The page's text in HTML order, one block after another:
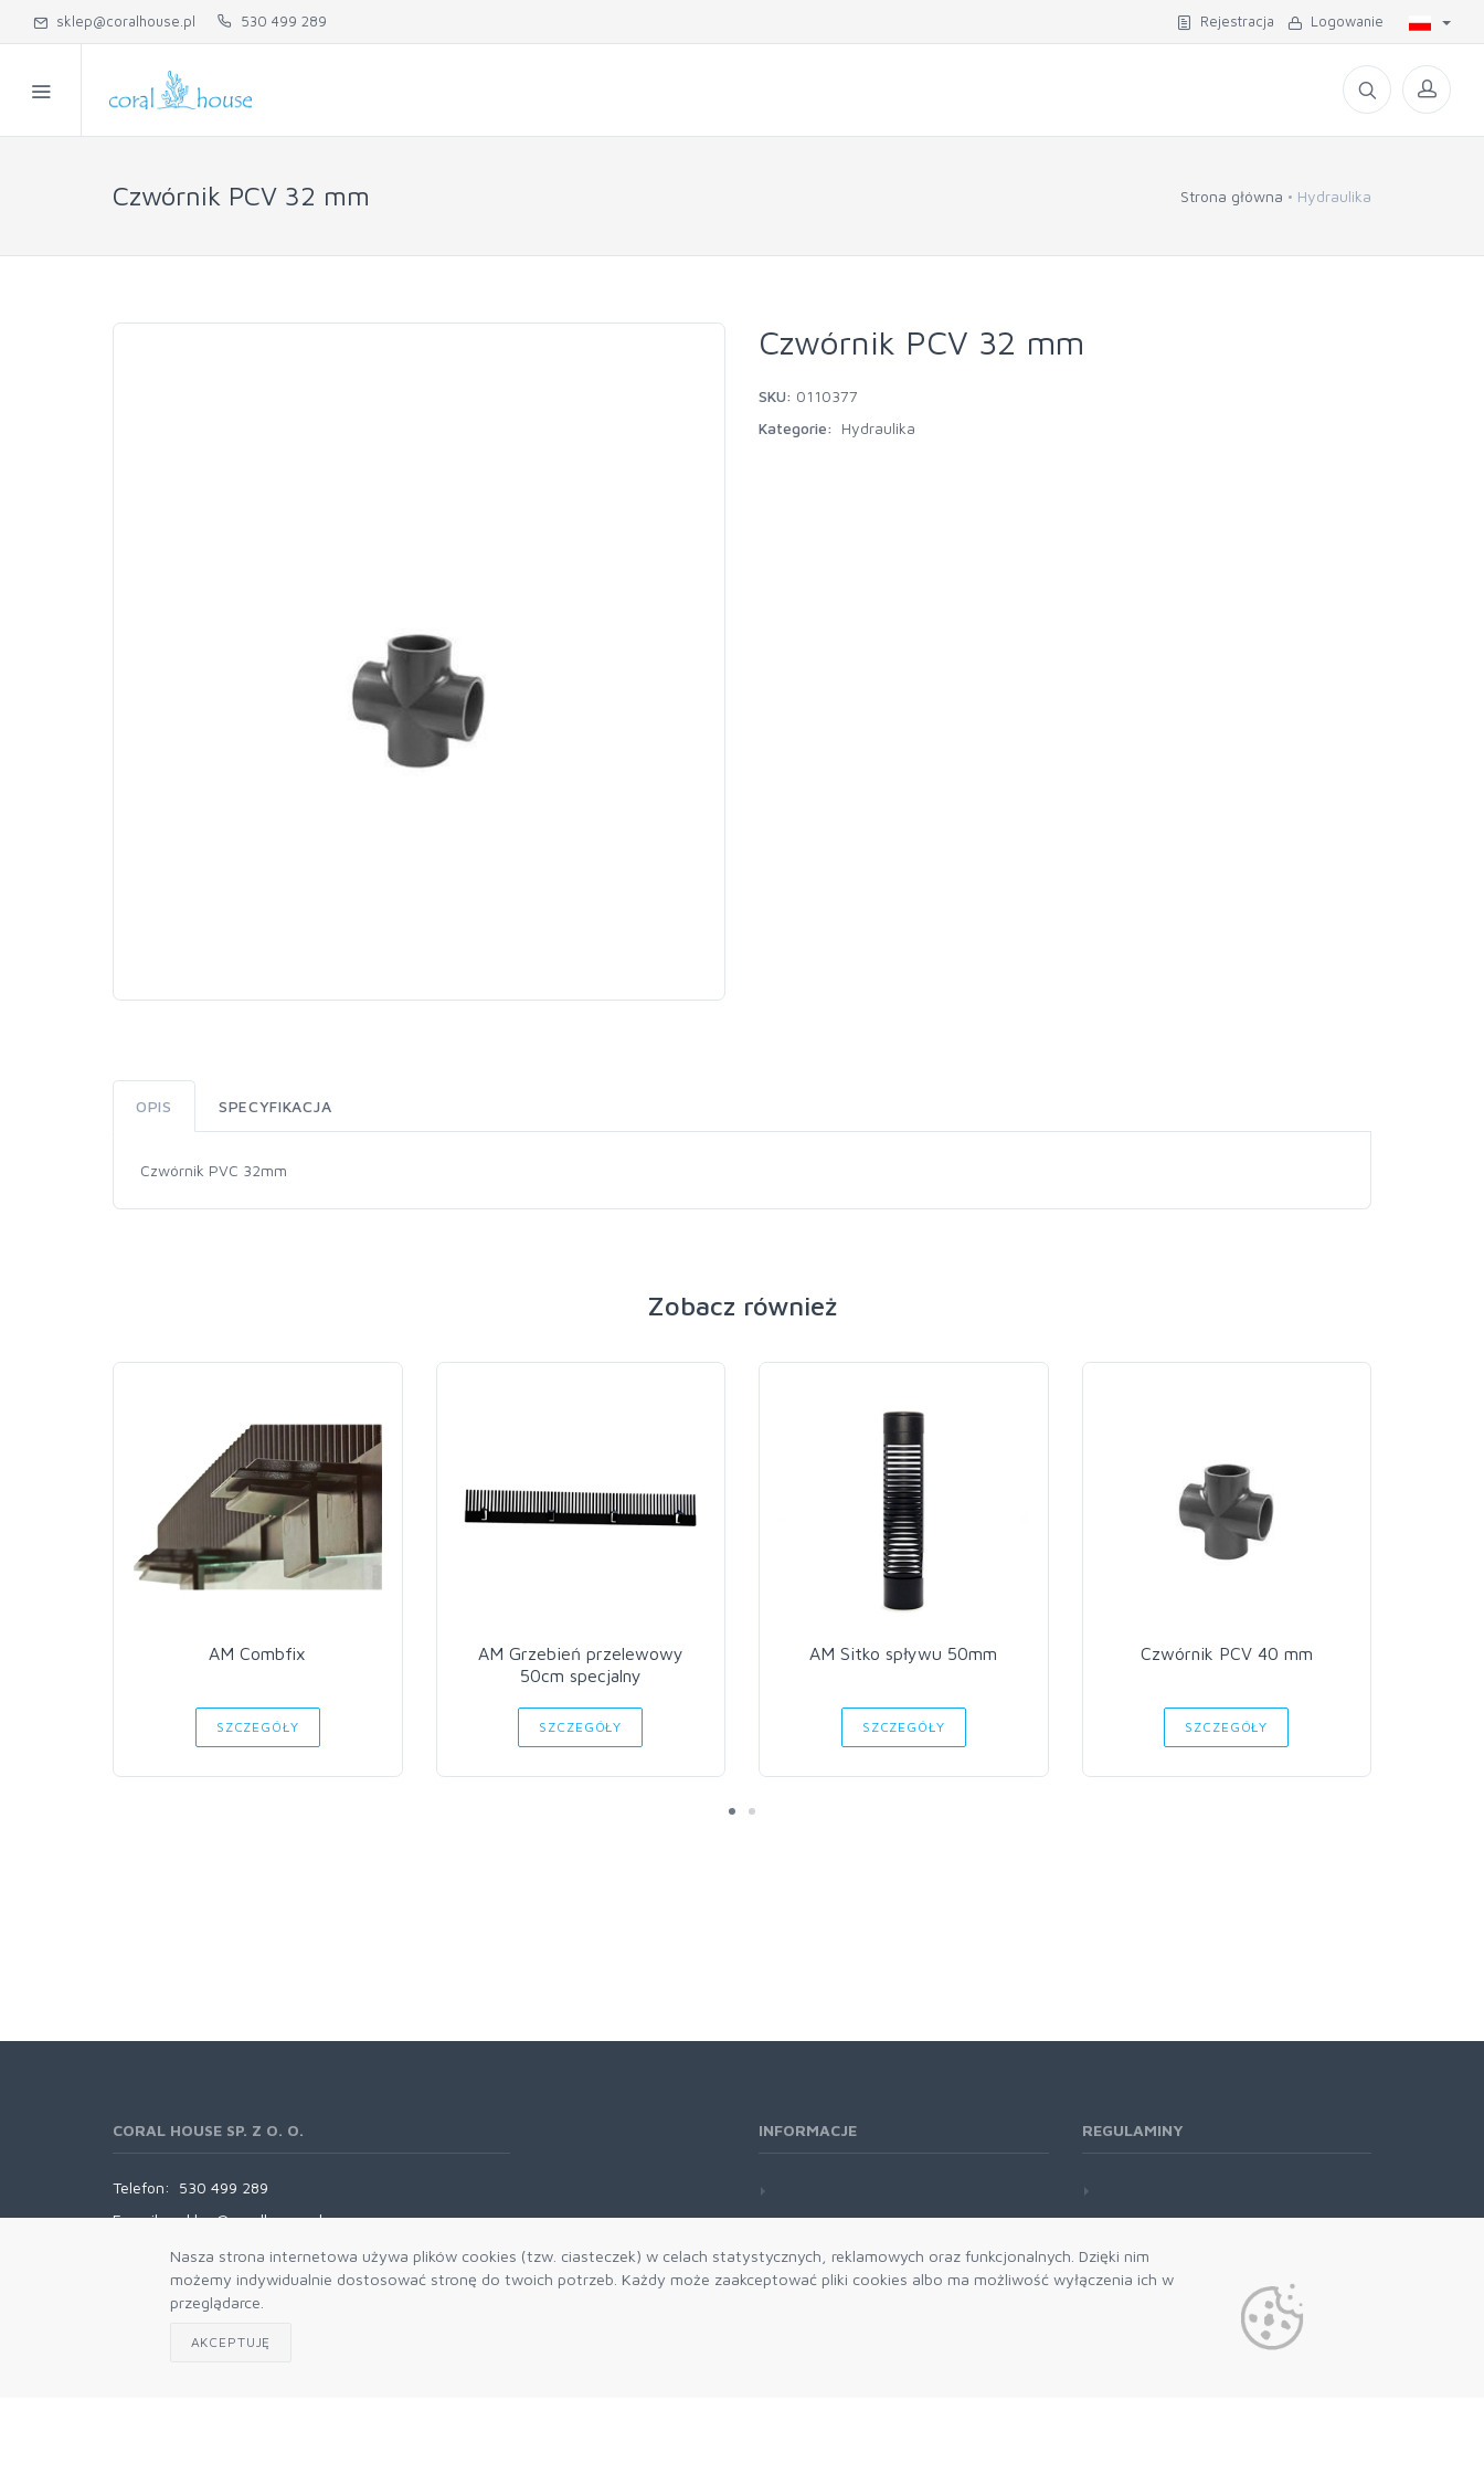
Nasza strona internetowa używa plików cookies (tzw. ciasteczek) w celach statystycznych, reklamowych oraz funkcjonalnych. Dzięki nim
możemy indywidualnie dostosować stronę do twoich potrzeb. Każdy może zaakceptować pliki cookies albo ma możliwość wyłączenia ich w
przeglądarce.
AKCEPTUJĘ
sklep@coralhouse.pl 530 499 289 Rejestracja Logowanie
Czwórnik PCV 32 mm Strona główna Hydraulika
Czwórnik PCV 32 mm
SKU: 0110377
Kategorie:
Hydraulika
OPIS SPECYFIKACJA
Czwórnik PVC 32mm
Zobacz również
AM Combfix
SZCZEGÓŁY
AM Grzebień przelewowy
50cm specjalny
SZCZEGÓŁY
AM Sitko spływu 50mm
SZCZEGÓŁY
Czwórnik PCV 40 mm
SZCZEGÓŁY
CORAL HOUSE SP. Z O. O.
Telefon:
530 499 289
E-mail:
sklep@coralhouse.pl
INFORMACJE REGULAMINY